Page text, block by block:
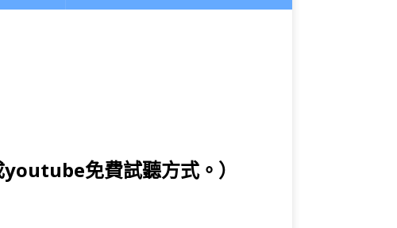
免費試聽方式。）